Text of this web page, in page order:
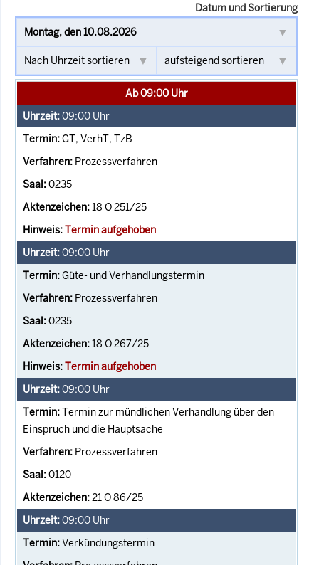
Datum und Sortierung
Ab 09:00 Uhr
09:00 Uhr
GT, VerhT, TzB
Prozessverfahren
0235
18 O 251/25
Termin aufgehoben
09:00 Uhr
Güte- und Verhandlungstermin
Prozessverfahren
0235
18 O 267/25
Termin aufgehoben
09:00 Uhr
Termin zur mündlichen Verhandlung über den
Einspruch und die Hauptsache
Prozessverfahren
0120
21 O 86/25
09:00 Uhr
Verkündungstermin